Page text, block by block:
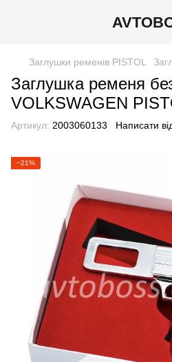
Заглушки ременів PISTOL
Заглушка ременя
VOLKSWAGEN
Артикул: 2003060133 Написати
−21%